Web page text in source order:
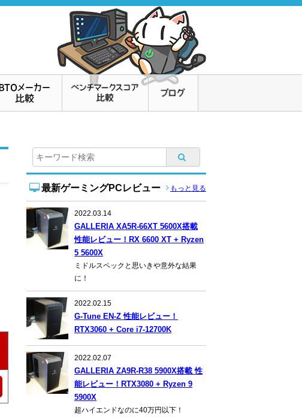
最新ゲーミングPCレビュー もっと見る
2022.03.14
GALLERIA XA5R-66XT 5600X搭載
性能レビュー！RX 6600 XT + Ryzen
5 5600X
ミドルスペックと思いきや意外な結果
に！
2022.02.15
G-Tune EN-Z 性能レビュー！
RTX3060 + Core i7-12700K
2022.02.07
GALLERIA ZA9R-R38 5900X搭載 性
能レビュー！RTX3080 + Ryzen 9
5900X
超ハイエンドなのに40万円以下！